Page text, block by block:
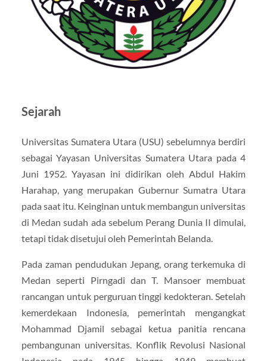
Sejarah
Universitas Sumatera Utara (USU) sebelumnya berdiri
sebagai Yayasan Universitas Sumatera Utara pada 4
Juni 1952. Yayasan ini didirikan oleh Abdul Hakim
Harahap, yang merupakan Gubernur Sumatra Utara
pada saat itu. Keinginan untuk membangun universitas
di Medan sudah ada sebelum Perang Dunia II dimulai,
tetapi tidak disetujui oleh Pemerintah Belanda.
Pada zaman pendudukan Jepang, orang terkemuka di
Medan seperti Pirngadi dan T. Mansoer membuat
rancangan untuk perguruan tinggi kedokteran. Setelah
kemerdekaan Indonesia, pemerintah mengangkat
Mohammad Djamil sebagai ketua panitia rencana
pembangunan universitas. Konflik Revolusi Nasional